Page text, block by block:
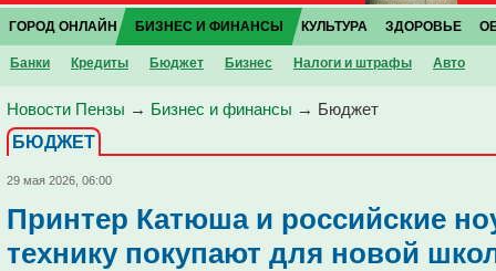
ГОРОД ОНЛАЙН БИЗНЕС И ФИНАНСЫ
Банки Кредиты Бюджет Бизнес Налоги и штрафы Авто
КУЛЬТУРА ЗДОРОВЬЕ
Новости Пензы → Бизнес и финансы → Бюджет
БЮДЖЕТ
29 мая 2026, 06:00
Принтер Катюша и российские
технику покупают для новой